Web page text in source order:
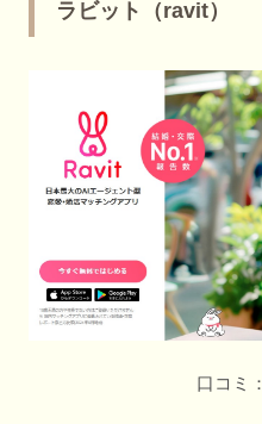
ラビット（ravit）
口コミ：